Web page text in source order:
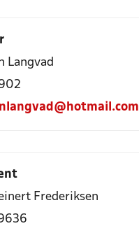
Langvad
Frederiksen